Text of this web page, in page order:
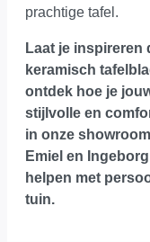
prachtige tafel.
Laat je inspireren
keramisch
ontdek hoe je
stijlvolle en
in onze showroom
Emiel en
helpen met
tuin.